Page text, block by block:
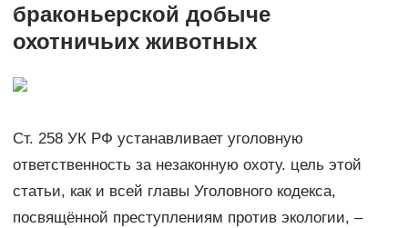
браконьерской добыче
охотничьих животных
Ст. 258 УК РФ устанавливает уголовную
ответственность за незаконную охоту. цель этой
статьи, как и всей главы Уголовного кодекса,
посвящённой преступлениям против экологии, –